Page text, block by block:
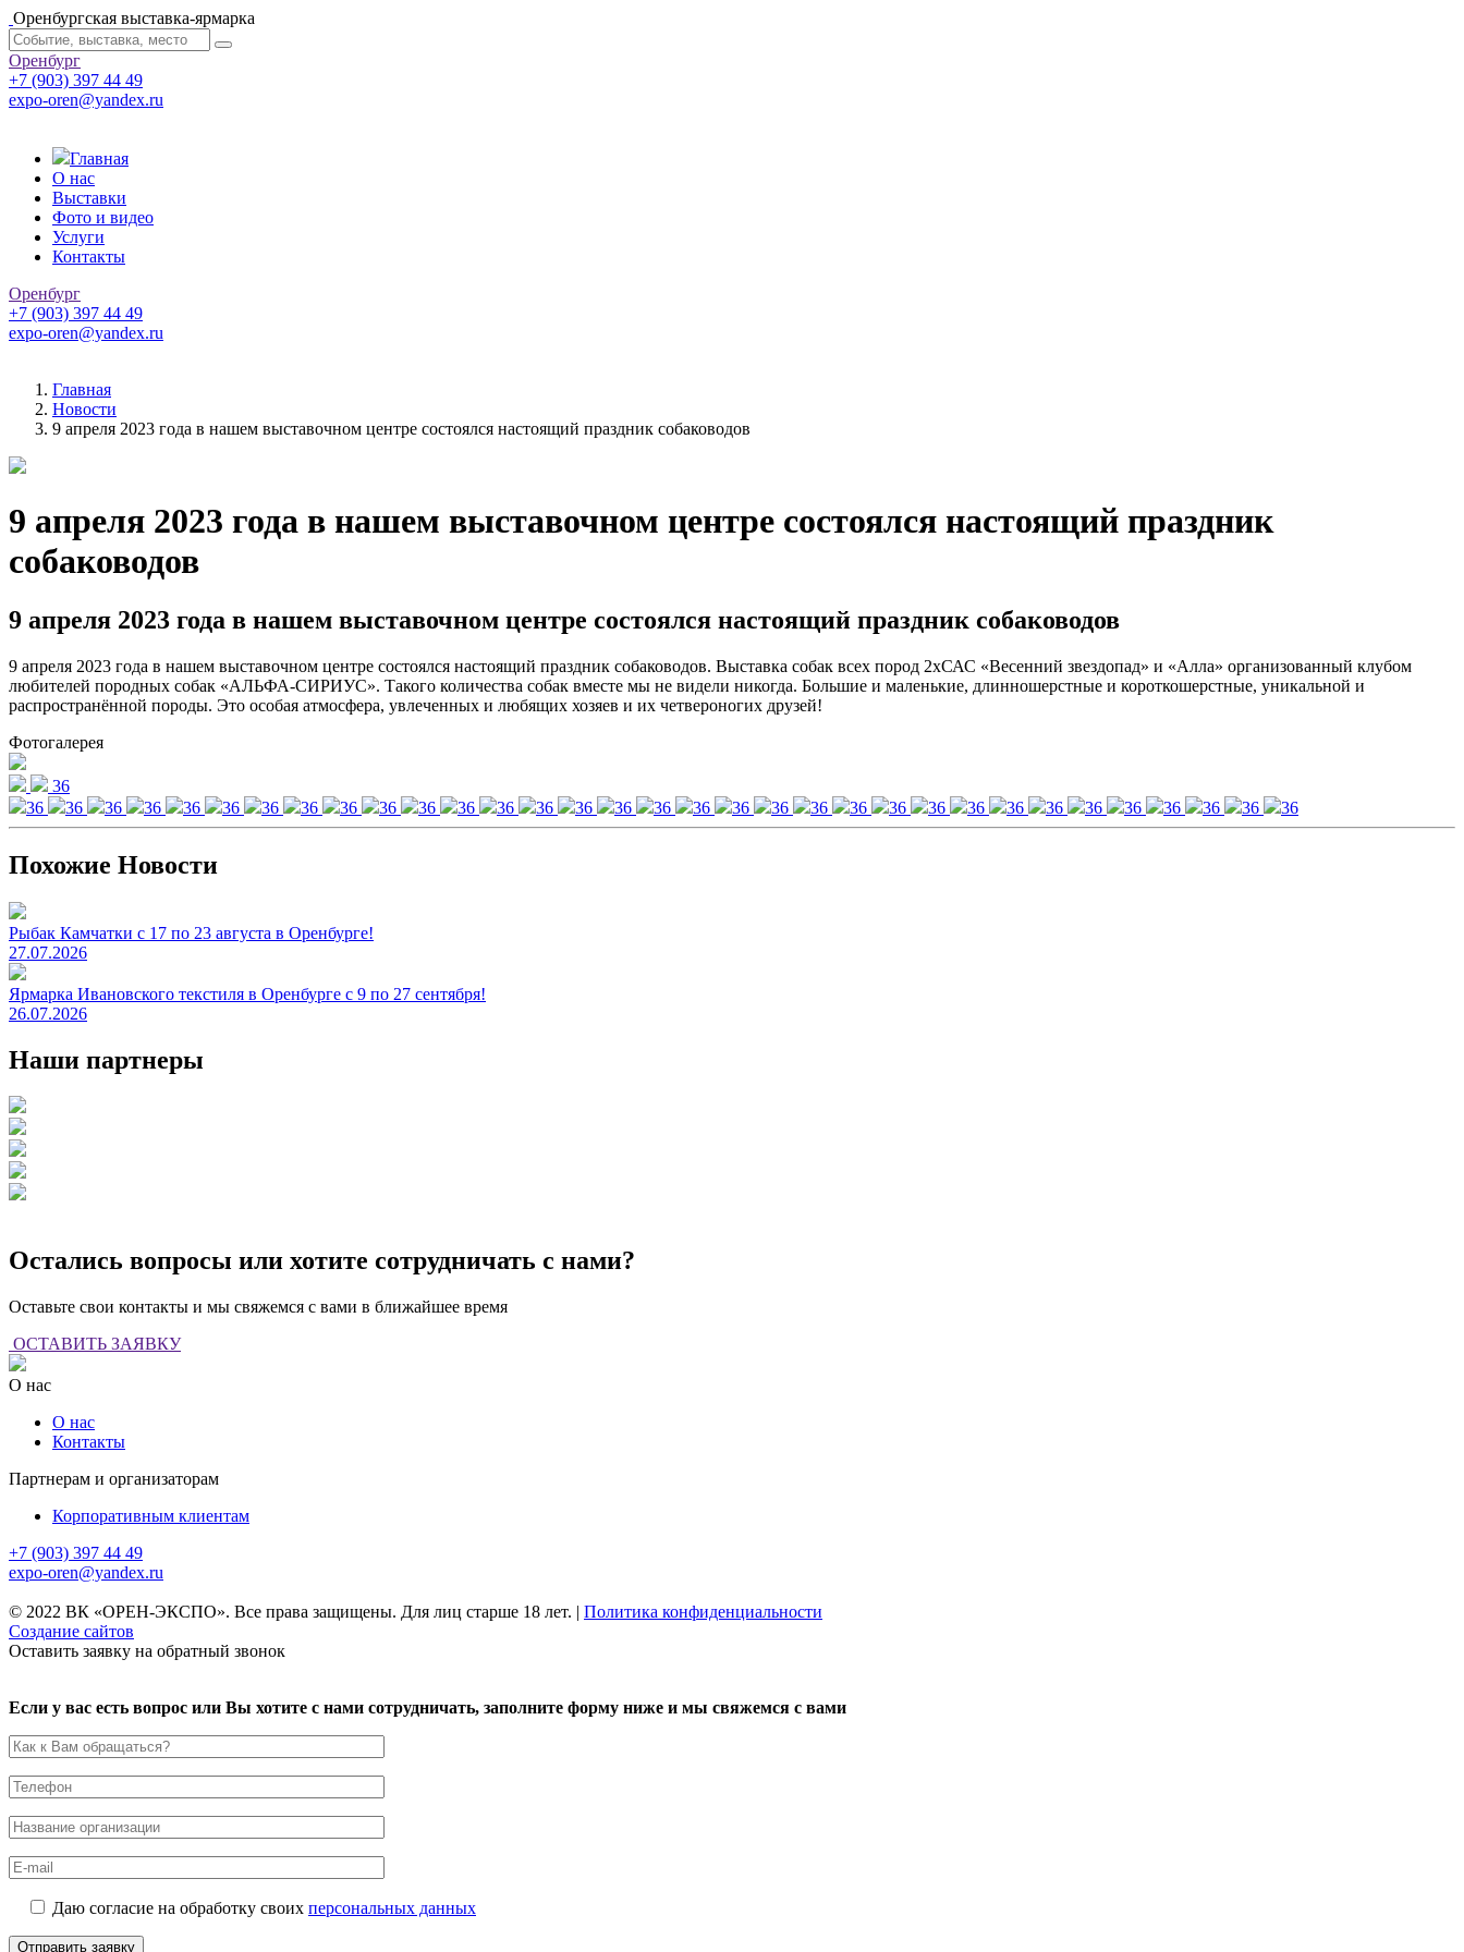
Оренбургская выставка-ярмарка
Оренбург
+7 (903) 397 44 49
expo-oren@yandex.ru
Главная
О нас
Выставки
Фото и видео
Услуги
Контакты
Оренбург
+7 (903) 397 44 49
expo-oren@yandex.ru
Главная
Новости
9 апреля 2023 года в нашем выставочном центре состоялся настоящий праздник собаководов
9 апреля 2023 года в нашем выставочном центре состоялся настоящий праздник
собаководов
9 апреля 2023 года в нашем выставочном центре состоялся настоящий праздник собаководов
9 апреля 2023 года в нашем выставочном центре состоялся настоящий праздник собаководов. Выставка собак всех пород 2хСАС «Весенний звездопад» и «Алла» организованный клубом
любителей породных собак «АЛЬФА-СИРИУС». Такого количества собак вместе мы не видели никогда. Большие и маленькие, длинношерстные и короткошерстные, уникальной и
распространённой породы. Это особая атмосфера, увлеченных и любящих хозяев и их четвероногих друзей!
Фотогалерея
36
36
36 36 36 36 36 36 36 36 36 36 36 36 36 36 36 36 36 36 36 36 36 36 36 36 36 36 36 36 36 36 36 36
Похожие Новости
Рыбак Камчатки с 17 по 23 августа в Оренбурге!
27.07.2026
Ярмарка Ивановского текстиля в Оренбурге с 9 по 27 сентября!
26.07.2026
Наши партнеры
Остались вопросы или хотите сотрудничать с нами?
Оставьте свои контакты и мы свяжемся с вами в ближайшее время
ОСТАВИТЬ ЗАЯВКУ
О нас
О нас
Контакты
Партнерам и организаторам
Корпоративным клиентам
+7 (903) 397 44 49
expo-oren@yandex.ru
© 2022 ВК «ОРЕН-ЭКСПО». Все права защищены. Для лиц старше 18 лет. | Политика конфиденциальности
Создание сайтов
Оставить заявку на обратный звонок
Если у вас есть вопрос или Вы хотите с нами сотрудничать, заполните форму ниже и мы свяжемся с вами
Даю согласие на обработку своих персональных данных